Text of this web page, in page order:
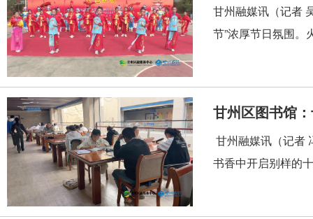
甘州融媒讯（记者
节”浓厚节日氛围
甘州区图书馆
甘州融媒讯（记者
书香中开启别样的